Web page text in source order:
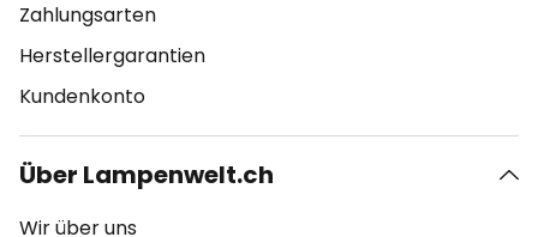
Zahlungsarten
Herstellergarantien
Kundenkonto
Über Lampenwelt.ch
Wir über uns